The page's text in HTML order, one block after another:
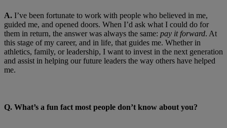
A. I’ve been fortunate to work with people who believed in me,
guided me, and opened doors. When I’d ask what I could do for
them in return, the answer was always the same: pay it forward. At
this stage of my career, and in life, that guides me. Whether in
athletics, family, or leadership, I want to invest in the next generation
and assist in helping our future leaders the way others have helped
me.
Q. What’s a fun fact most people don’t know about you?